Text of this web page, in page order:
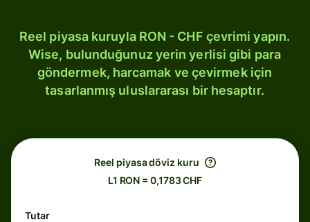
Reel piyasa kuruyla RON - CHF çevrimi yapın.
Wise, bulunduğunuz yerin yerlisi gibi para
göndermek, harcamak ve çevirmek için
tasarlanmış uluslararası bir hesaptır.
Reel piyasa döviz kuru
L1 RON = 0,1783 CHF
Tutar